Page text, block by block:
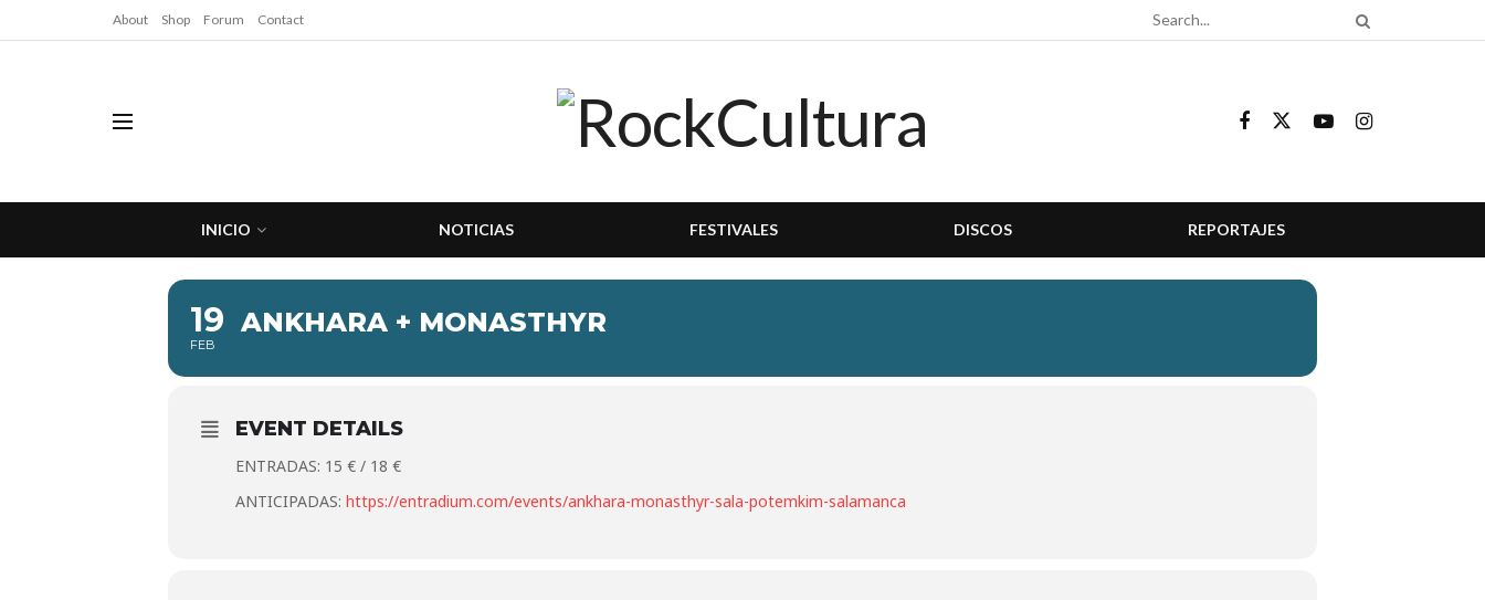
About Shop Forum Contact
INICIO NOTICIAS FESTIVALES DISCOS REPORTAJES
19
FEB
ANKHARA + MONASTHYR
EVENT DETAILS
ENTRADAS: 15 € / 18 €
ANTICIPADAS: https://entradium.com/events/ankhara-monasthyr-sala-potemkim-salamanca